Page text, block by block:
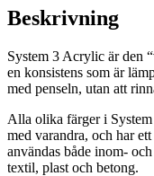
Beskrivning
System 3 Acrylic är den
en konsistens som är
med penseln, utan att
Alla olika färger i
med varandra, och har
användas både inom-
textil, plast och betong.